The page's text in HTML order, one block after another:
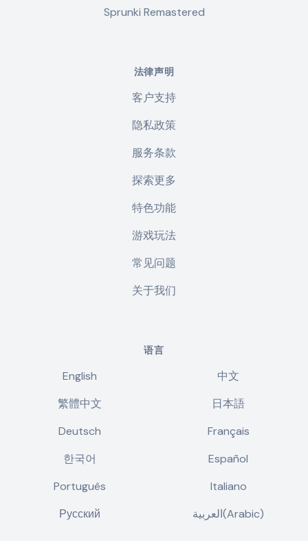
Sprunki Remastered
法律声明
客户支持
隐私政策
服务条款
探索更多
特色功能
游戏玩法
常见问题
关于我们
语言
English
中文
繁體中文
日本語
Deutsch
Français
한국어
Español
Português
Italiano
Русский
العربية(Arabic)